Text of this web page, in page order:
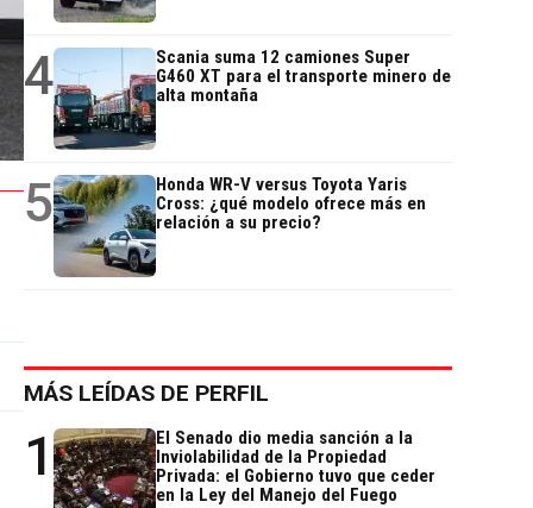
4
Scania suma 12 camiones Super
G460 XT para el transporte minero de
alta montaña
5
Honda WR-V versus Toyota Yaris
Cross: ¿qué modelo ofrece más en
relación a su precio?
MÁS LEÍDAS DE PERFIL
1
El Senado dio media sanción a la
Inviolabilidad de la Propiedad
Privada: el Gobierno tuvo que ceder
en la Ley del Manejo del Fuego